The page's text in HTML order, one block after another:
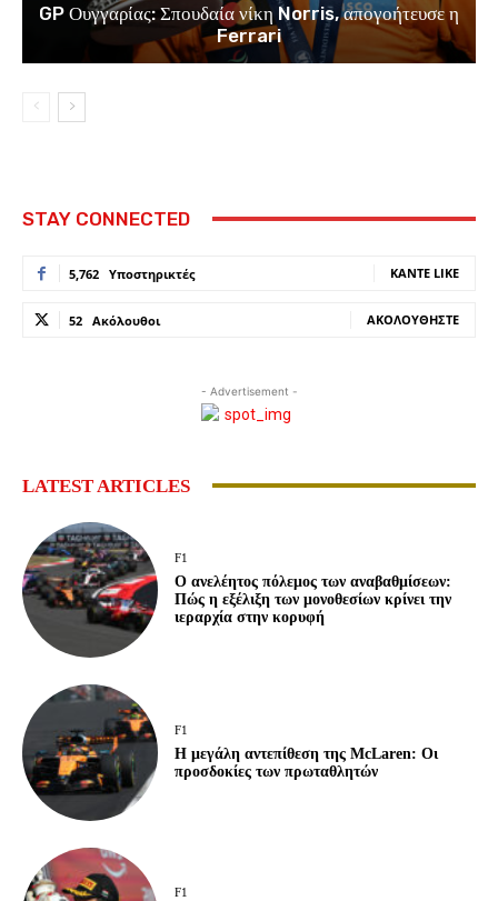
GP Ουγγαρίας: Σπουδαία νίκη Norris, απογοήτευσε η
Ferrari
STAY CONNECTED
5,762 Υποστηρικτές ΚΆΝΤΕ LIKE
52 Ακόλουθοι ΑΚΟΛΟΥΘΉΣΤΕ
- Advertisement -
LATEST ARTICLES
F1
Ο ανελέητος πόλεμος των αναβαθμίσεων:
Πώς η εξέλιξη των μονοθεσίων κρίνει την
ιεραρχία στην κορυφή
F1
Η μεγάλη αντεπίθεση της McLaren: Οι
προσδοκίες των πρωταθλητών
F1